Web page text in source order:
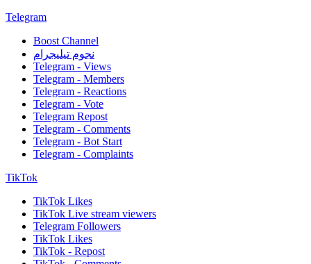
Telegram
Boost Channel
نجوم تيليجرام
Telegram - Views
Telegram - Members
Telegram - Reactions
Telegram - Vote
Telegram Repost
Telegram - Comments
Telegram - Bot Start
Telegram - Complaints
TikTok
TikTok Likes
TikTok Live stream viewers
Telegram Followers
TikTok Likes
TikTok - Repost